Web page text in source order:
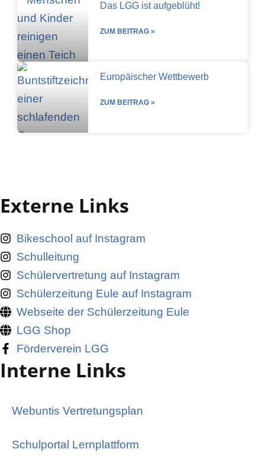
Das LGG ist aufgeblüht!
ZUM BEITRAG »
Europäischer Wettbewerb
ZUM BEITRAG »
Interne Links
Webuntis Vertretungsplan
Schulportal Lernplattform
Externe Links
Bikeschool auf Instagram
Schulleitung
Schülervertretung auf Instagram
Schülerzeitung Eule auf Instagram
Webseite der Schülerzeitung Eule
LGG Shop
Förderverein LGG